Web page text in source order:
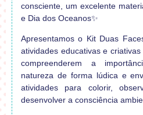
consciente, um excelente
e Dia dos Oceanos✨
Apresentamos o Kit Duas
atividades educativas e
compreenderem a
natureza de forma lúdica e
atividades para colorir,
desenvolver a consciência